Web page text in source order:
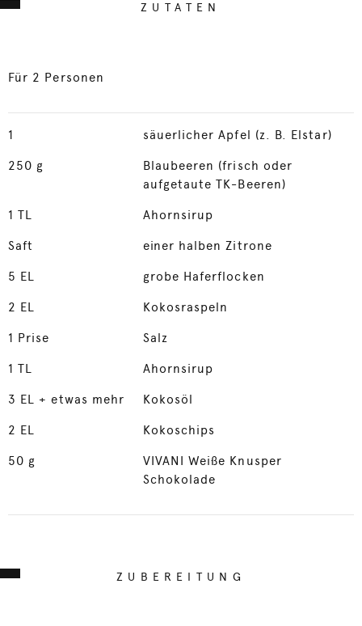
ZUTATEN
Für 2 Personen
1 säuerlicher Apfel (z. B. Elstar)
250 g
Blaubeeren (frisch oder
aufgetaute TK-Beeren)
1TL Ahornsirup
Saft einer halben Zitrone
5 EL grobe Haferflocken
2 EL Kokosraspeln
1 Prise Salz
1TL Ahornsirup
3 EL + etwas mehr Kokosöl
2 EL Kokoschips
50 g
VIVANI Weiße Knusper
Schokolade
ZUBEREITUNG